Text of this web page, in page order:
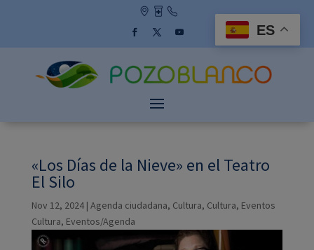
«Los Días de la Nieve» en el Teatro
El Silo
Nov 12, 2024| Agenda ciudadana, Cultura, Cultura, Eventos
Cultura, Eventos/Agenda
ES